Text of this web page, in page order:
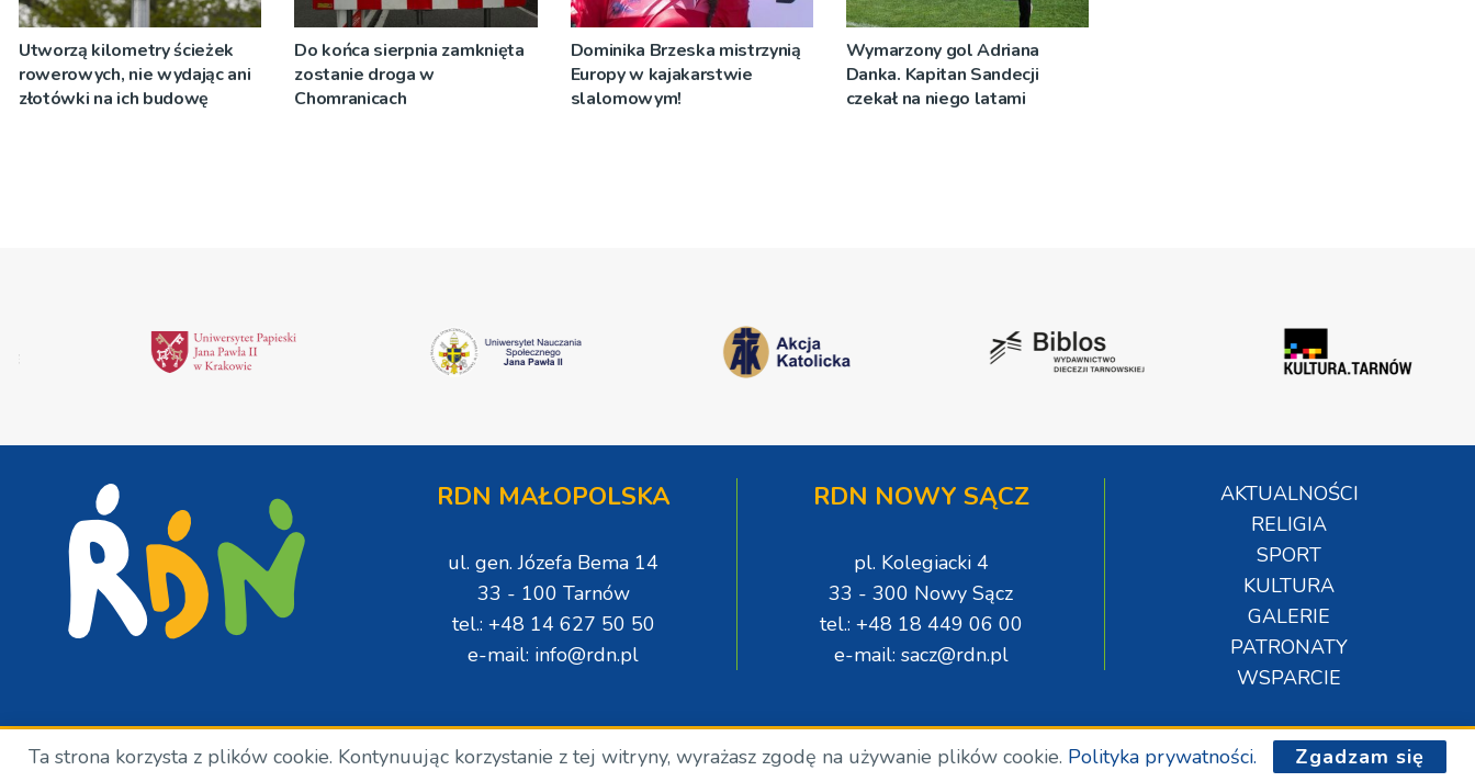
Utworzą kilometry ścieżek
rowerowych, nie wydając ani
złotówki na ich budowę
Do końca sierpnia zamknięta
zostanie droga w
Chomranicach
Dominika Brzeska mistrzynią
Europy w kajakarstwie
slalomowym!
Wymarzony gol Adriana
Danka. Kapitan Sandecji
czekał na niego latami
RDN MAŁOPOLSKA
ul. gen. Józefa Bema 14
33 - 100 Tarnów
tel.: +48 14 627 50 50
e-mail: info@rdn.pl
RDN NOWY SĄCZ
pl. Kolegiacki 4
33 - 300 Nowy Sącz
tel.: +48 18 449 06 00
e-mail: sacz@rdn.pl
AKTUALNOŚCI
RELIGIA
SPORT
KULTURA
GALERIE
PATRONATY
WSPARCIE
Copyright © Wszelkie prawa zastrzeżone. RDN. 2024.
Ta strona korzysta z plików cookie. Kontynuując korzystanie z tej witryny, wyrażasz zgodę na używanie plików cookie. Polityka prywatności. Zgadzam się